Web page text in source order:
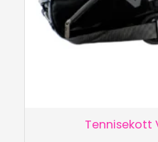
Tennisekott